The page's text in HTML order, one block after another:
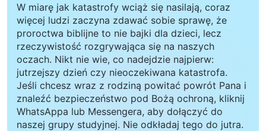
W miarę jak katastrofy wciąż się nasilają, coraz
więcej ludzi zaczyna zdawać sobie sprawę, że
proroctwa biblijne to nie bajki dla dzieci, lecz
rzeczywistość rozgrywająca się na naszych
oczach. Nikt nie wie, co nadejdzie najpierw:
jutrzejszy dzień czy nieoczekiwana katastrofa.
Jeśli chcesz wraz z rodziną powitać powrót Pana i
znaleźć bezpieczeństwo pod Bożą ochroną, kliknij
WhatsAppa lub Messengera, aby dołączyć do
naszej grupy studyjnej. Nie odkładaj tego do jutra.